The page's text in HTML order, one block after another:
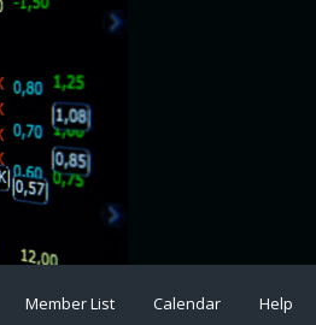
Member List Calendar Help